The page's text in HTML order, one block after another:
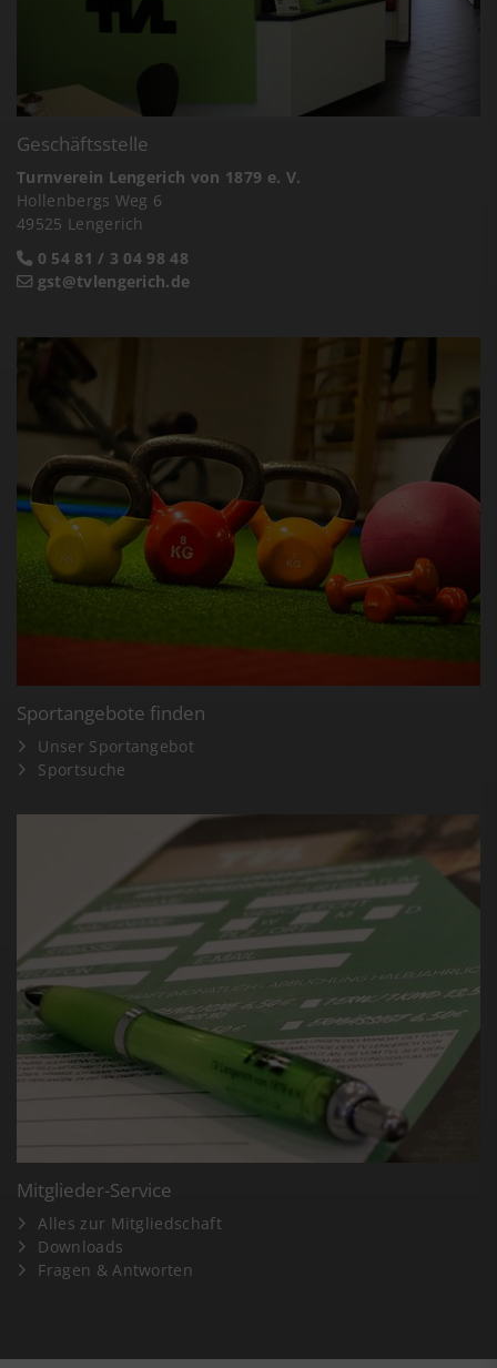
Geschäftsstelle
Turnverein Lengerich von 1879 e. V.
Hollenbergs Weg 6
49525 Lengerich
0 54 81 / 3 04 98 48
gst@tvlengerich.de
Sportangebote finden
Unser Sportangebot
Sportsuche
Mitglieder-Service
Alles zur Mitgliedschaft
Downloads
Fragen & Antworten